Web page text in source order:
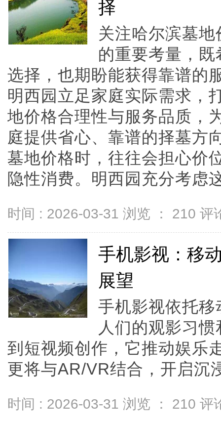
择
关注哈尔滨墓
的重要考量，
选择，也期盼能获得靠谱的
明西园立足家庭实际需求，
地价格合理性与服务品质，
庭提供省心、靠谱的择墓方
墓地价格时，往往会担心价
隐性消费。明西园充分考虑
时间 : 2026-03-31 浏览 ： 210 评
手机影视：移
展望
手机影视依托
人们的观影习
到短视频创作，它推动娱乐
更将与AR/VR结合，开启沉
时间 : 2026-03-31 浏览 ： 210 评